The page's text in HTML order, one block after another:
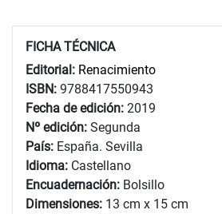
FICHA TÉCNICA
Editorial: Renacimiento
ISBN: 9788417550943
Fecha de edición: 2019
Nº edición: Segunda
País: España. Sevilla
Idioma: Castellano
Encuadernación: Bolsillo
Dimensiones: 13 cm x 15 cm